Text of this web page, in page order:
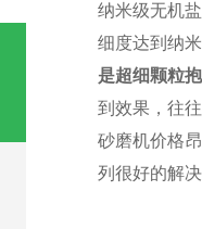
纳米级无机
细度达到纳
是超细颗粒
到效果，往
砂磨机价格
列很好的解